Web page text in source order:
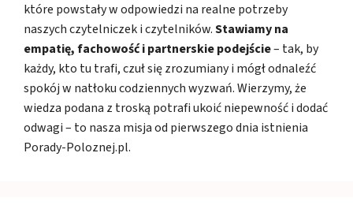
które powstały w odpowiedzi na realne potrzeby
naszych czytelniczek i czytelników.Stawiamy na
empatię, fachowość i partnerskie podejście– tak, by
każdy, kto tu trafi, czuł się zrozumiany i mógł odnaleźć
spokój w natłoku codziennych wyzwań. Wierzymy, że
wiedza podana z troską potrafi ukoić niepewność i dodać
odwagi – to nasza misja od pierwszego dnia istnienia
Porady-Poloznej.pl.